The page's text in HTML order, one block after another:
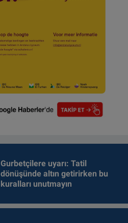
Gurbetçilere uyarı: Tatil
dönüşünde altın getirirken bu
kuralları unutmayın